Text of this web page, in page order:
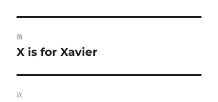
稿
ビ
前
前
投
稿:
X is for Xavier
次